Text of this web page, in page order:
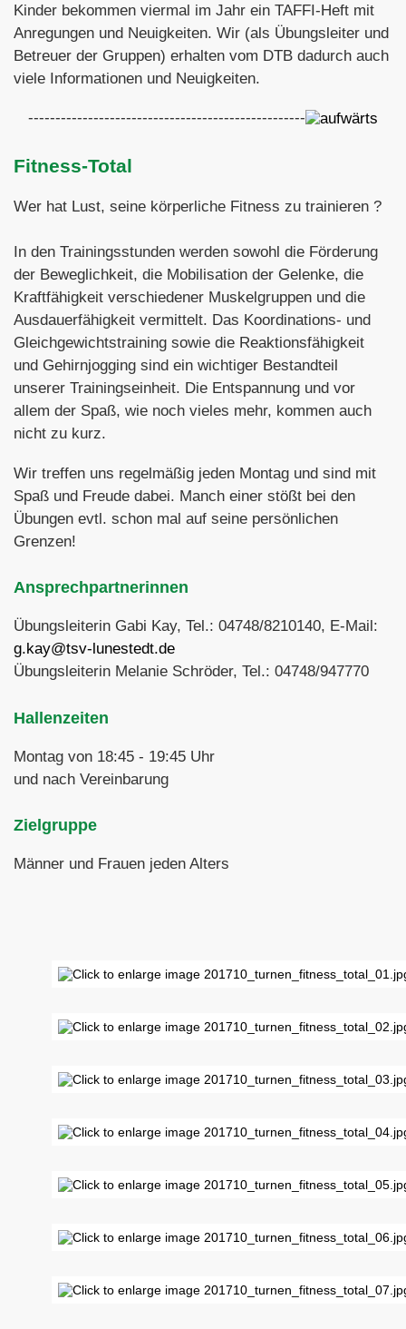
Kinder bekommen viermal im Jahr ein TAFFI-Heft mit
Anregungen und Neuigkeiten. Wir (als Übungsleiter und
Betreuer der Gruppen) erhalten vom DTB dadurch auch
viele Informationen und Neuigkeiten.
---------------------------------------------------
Fitness-Total
Wer hat Lust, seine körperliche Fitness zu trainieren ?
In den Trainingsstunden werden sowohl die Förderung
der Beweglichkeit, die Mobilisation der Gelenke, die
Kraftfähigkeit verschiedener Muskelgruppen und die
Ausdauerfähigkeit vermittelt. Das Koordinations- und
Gleichgewichtstraining sowie die Reaktionsfähigkeit
und Gehirnjogging sind ein wichtiger Bestandteil
unserer Trainingseinheit. Die Entspannung und vor
allem der Spaß, wie noch vieles mehr, kommen auch
nicht zu kurz.
Wir treffen uns regelmäßig jeden Montag und sind mit
Spaß und Freude dabei. Manch einer stößt bei den
Übungen evtl. schon mal auf seine persönlichen
Grenzen!
Ansprechpartnerinnen
Übungsleiterin Gabi Kay, Tel.: 04748/8210140, E-Mail:
g.kay@tsv-lunestedt.de
Übungsleiterin Melanie Schröder, Tel.: 04748/947770
Hallenzeiten
Montag von 18:45 - 19:45 Uhr
und nach Vereinbarung
Zielgruppe
Männer und Frauen jeden Alters